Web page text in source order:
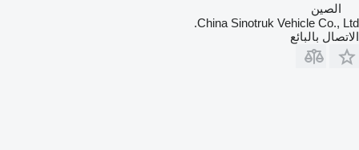
الصين
China Sinotruk Vehicle Co., Ltd.
الاتصال بالبائع